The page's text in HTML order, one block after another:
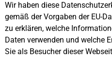
Wir haben diese
gemäß der Vorgaben der EU-
zu erklären, welche
Daten verwenden und welche
Sie als Besucher dieser